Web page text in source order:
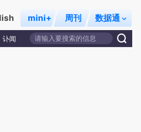
mini+ 周刊 数据通
讣闻